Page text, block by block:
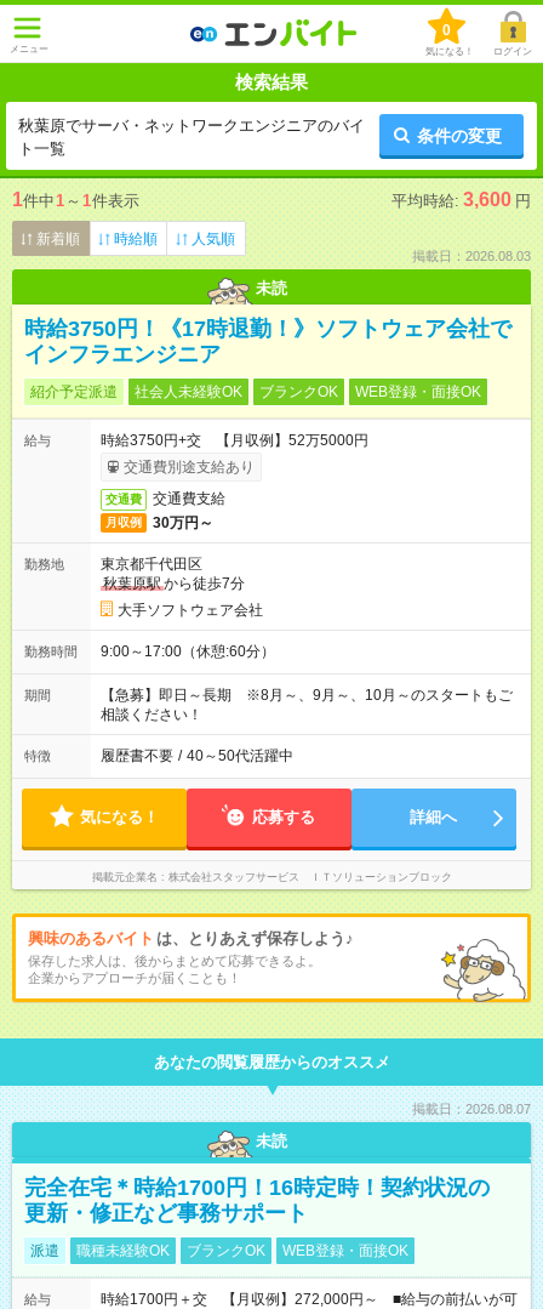
メニュー
0
気になる！ ログイン
検索結果
秋葉原でサーバ・ネットワークエンジニアのバイ
ト一覧
条件の変更
1件中1 ～ 1件表示 平均時給: 3,600 円
新着順 時給順 人気順
掲載日：2026.08.03
未読
時給3750円！《17時退勤！》ソフトウェア会社で
インフラエンジニア
紹介予定派遣 社会人未経験OK ブランクOK WEB登録・面接OK
給与
時給3750円+交 【月収例】52万5000円
交通費別途支給あり
交通費 交通費支給
月収例 30万円～
勤務地
東京都千代田区
秋葉原駅から徒歩7分
大手ソフトウェア会社
勤務時間 9:00～17:00（休憩:60分）
期間
【急募】即日～長期 ※8月～、9月～、10月～のスタートもご
相談ください！
特徴 履歴書不要 / 40～50代活躍中
気になる！ 応募する 詳細へ
掲載元企業名 株式会社スタッフサービス ＩＴソリューションブロック
興味のあるバイト は、とりあえず保存しよう♪
保存した求人は、後からまとめて応募できるよ。
企業からアプローチが届くことも！
あなたの閲覧履歴からのオススメ
掲載日：2026.08.07
未読
完全在宅＊時給1700円！16時定時！契約状況の
更新・修正など事務サポート
派遣 職種未経験OK ブランクOK WEB登録・面接OK
給与
時給1700円＋交 【月収例】272,000円～ ■給与の前払いが可